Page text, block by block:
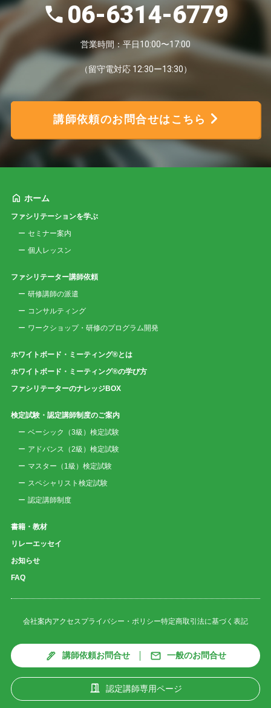
06-6314-6779
営業時間：平日10:00〜17:00
（留守電対応 12:30ー13:30）
講師依頼のお問合せはこちら
ホーム
ファシリテーションを学ぶ
セミナー案内
個人レッスン
ファシリテーター講師依頼
研修講師の派遣
コンサルティング
ワークショップ・研修のプログラム開発
ホワイトボード・ミーティング®とは
ホワイトボード・ミーティング®の学び方
ファシリテーターのナレッジBOX
検定試験・認定講師制度のご案内
ベーシック（3級）検定試験
アドバンス（2級）検定試験
マスター（1級）検定試験
スペシャリスト検定試験
認定講師制度
書籍・教材
リレーエッセイ
お知らせ
FAQ
会社案内アクセスプライバシー・ポリシー特定商取引法に基づく表記
講師依頼お問合せ 一般のお問合せ
認定講師専用ページ